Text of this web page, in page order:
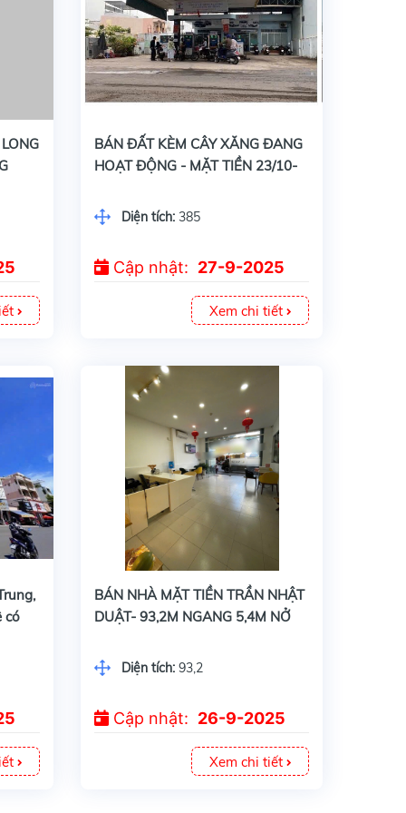
BÁN ĐẤT KÈM CÂY XĂNG ĐANG
HOẠT ĐỘNG - MẶT TIỀN 23/10-
TIỀN 60TR/THÁNG
Diện tích: 385
Cập nhật: 27-9-2025
Xem chi tiết
có
BÁN NHÀ MẶT TIỀN TRẦN NHẬT
DUẬT- 93,2M NGANG 5,4M NỞ
Diện tích: 93,2
Cập nhật: 26-9-2025
Xem chi tiết